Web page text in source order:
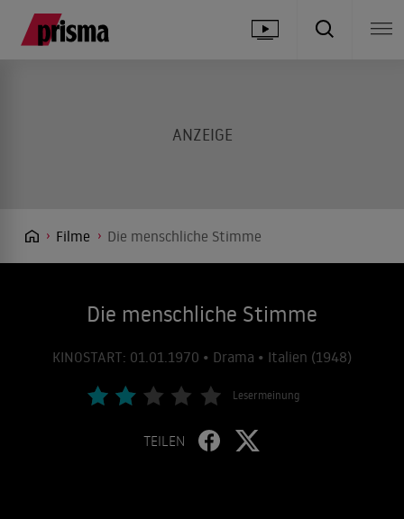
Filme Die menschliche Stimme
Die menschliche Stimme
KINOSTART: 01.01.1970 • Drama • Italien (1948)
Lesermeinung
TEILEN